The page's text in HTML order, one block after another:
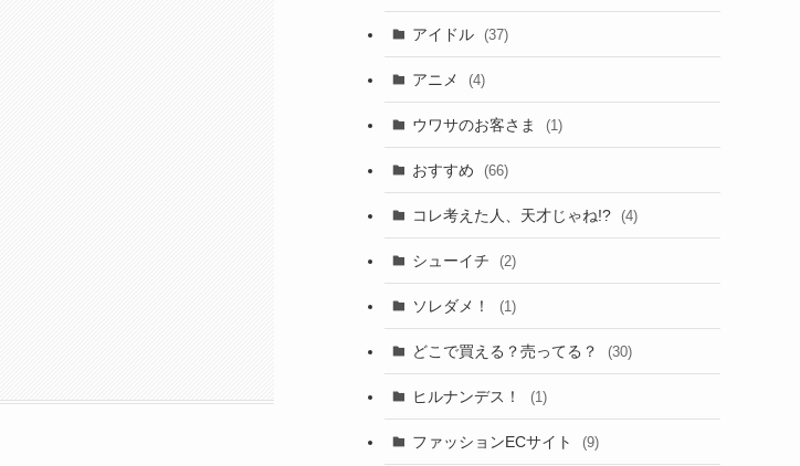
アイドル (37)
アニメ (4)
ウワサのお客さま (1)
おすすめ (66)
コレ考えた人、天才じゃね!? (4)
シューイチ (2)
ソレダメ！ (1)
どこで買える？売ってる？ (30)
ヒルナンデス！ (1)
ファッションECサイト (9)